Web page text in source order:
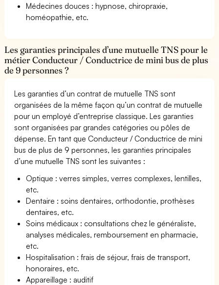
Médecines douces : hypnose, chiropraxie,
homéopathie, etc.
Les garanties principales d’une mutuelle TNS pour le
métier Conducteur / Conductrice de mini bus de plus
de 9 personnes ?
Les garanties d’un contrat de mutuelle TNS sont
organisées de la même façon qu’un contrat de mutuelle
pour un employé d’entreprise classique. Les garanties
sont organisées par grandes catégories ou pôles de
dépense. En tant que Conducteur / Conductrice de mini
bus de plus de 9 personnes, les garanties principales
d’une mutuelle TNS sont les suivantes :
Optique : verres simples, verres complexes, lentilles,
etc.
Dentaire : soins dentaires, orthodontie, prothèses
dentaires, etc.
Soins médicaux : consultations chez le généraliste,
analyses médicales, remboursement en pharmacie,
etc.
Hospitalisation : frais de séjour, frais de transport,
honoraires, etc.
Appareillage : auditif